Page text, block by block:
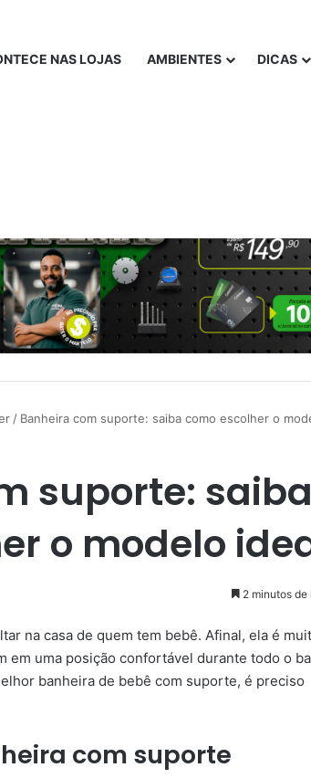
NAS LOJAS AMBIENTES DICAS
/ Banheira com suporte: saiba como escolher o
suporte: saiba
o modelo
2 minutos de
na casa de quem tem bebê. Afinal, ela é
em uma posição confortável durante todo o
banheira de bebê com suporte, é preciso
com suporte